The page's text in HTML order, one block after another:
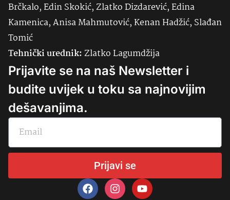
Brčkalo, Edin Skokić, Zlatko Dizdarević, Edina
Kamenica, Anisa Mahmutović, Kenan Hadžić, Slađan
Tomić
Tehnički urednik:Zlatko Lagumdžija
Prijavite se na naš Newsletter i
budite uvijek u toku sa najnovijim
dešavanjima.
Prijavi se